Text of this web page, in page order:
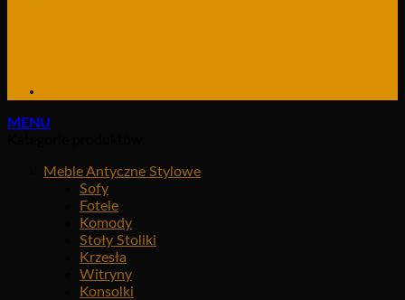
MENU
Meble Antyczne Stylowe
Sofy
Fotele
Komody
Stoły Stoliki
Krzesła
Witryny
Konsolki